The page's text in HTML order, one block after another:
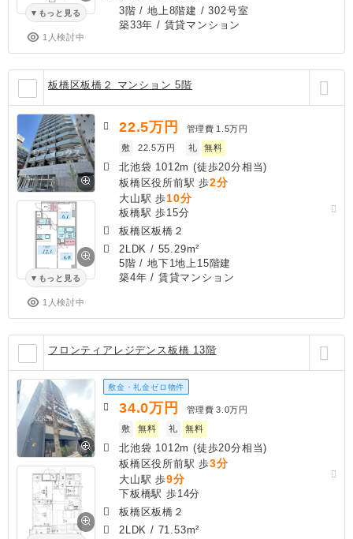
もっと見る
1人検討中
3階 / 地上8階建 / 302号室
築33年 / 賃貸マンション
板橋区板橋２ マンション 5階
もっと見る
1人検討中
22.5万円 管理費 1.5万円
敷
22.5万円 礼 無料
北池袋 1012m (徒歩20分相当)
板橋区役所前駅 歩2分
大山駅 歩10分
板橋駅 歩15分
板橋区板橋２
2LDK / 55.29m²
5階 / 地下1地上15階建
築4年 / 賃貸マンション
フロンティアレジデンス板橋 13階
敷金・礼金ゼロ物件
34.0万円 管理費 3.0万円
敷
無料 礼 無料
北池袋 1012m (徒歩20分相当)
板橋区役所前駅 歩3分
大山駅 歩9分
下板橋駅 歩14分
板橋区板橋２
2LDK / 71.53m²